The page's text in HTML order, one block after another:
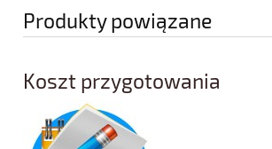
Produkty powiązane
Koszt przygotowania